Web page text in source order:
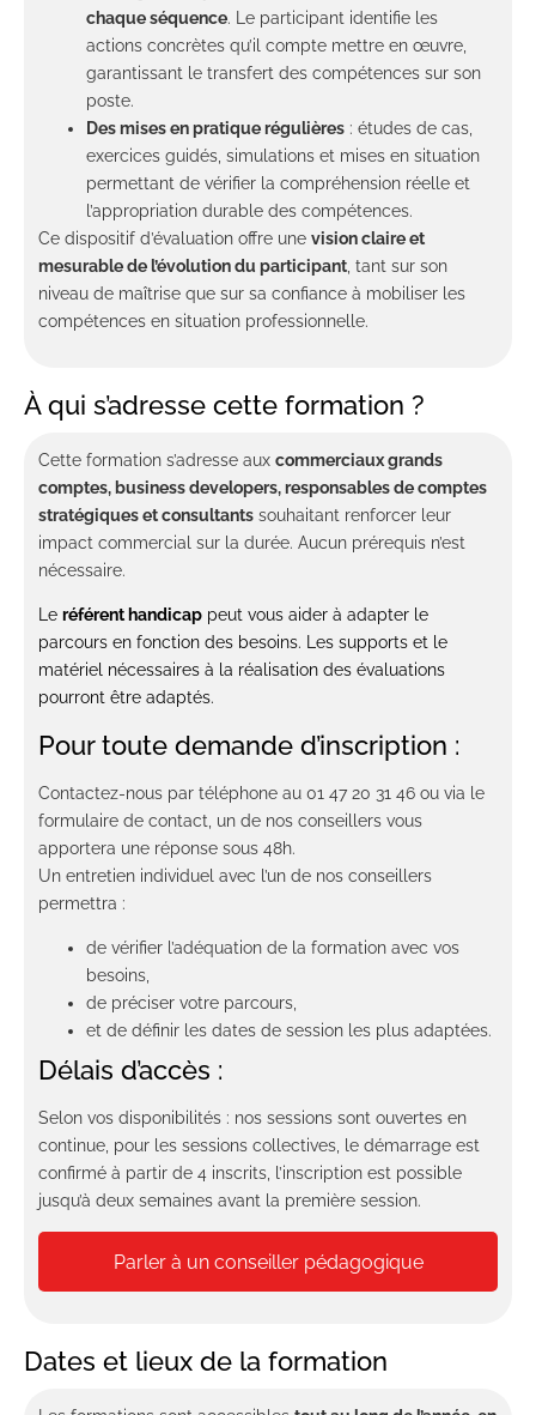
chaque séquence. Le participant identifie les
actions concrètes qu’il compte mettre en œuvre,
garantissant le transfert des compétences sur son
poste.
Des mises en pratique régulières : études de cas,
exercices guidés, simulations et mises en situation
permettant de vérifier la compréhension réelle et
l’appropriation durable des compétences.
Ce dispositif d’évaluation offre une vision claire et
mesurable de l’évolution du participant, tant sur son
niveau de maîtrise que sur sa confiance à mobiliser les
compétences en situation professionnelle.
À qui s’adresse cette formation ?
Cette formation s’adresse aux commerciaux grands
comptes, business developers, responsables de comptes
stratégiques et consultants souhaitant renforcer leur
impact commercial sur la durée. Aucun prérequis n’est
nécessaire.
Le référent handicap peut vous aider à adapter le
parcours en fonction des besoins. Les supports et le
matériel nécessaires à la réalisation des évaluations
pourront être adaptés.
Pour toute demande d’inscription :
Contactez-nous par téléphone au 01 47 20 31 46 ou via le
formulaire de contact, un de nos conseillers vous
apportera une réponse sous 48h.
Un entretien individuel avec l’un de nos conseillers
permettra :
de vérifier l’adéquation de la formation avec vos
besoins,
de préciser votre parcours,
et de définir les dates de session les plus adaptées.
Délais d’accès :
Selon vos disponibilités : nos sessions sont ouvertes en
continue, pour les sessions collectives, le démarrage est
confirmé à partir de 4 inscrits, l’inscription est possible
jusqu’à deux semaines avant la première session.
Parler à un conseiller pédagogique
Dates et lieux de la formation